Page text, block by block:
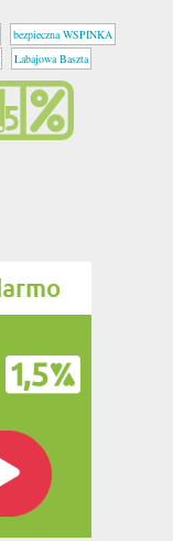
bezpieczna WSPINKA
Łabajowa Baszta